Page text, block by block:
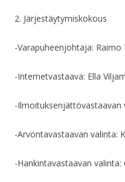
2. Järjestäytymiskokous
-Varapuheenjohtaja: Raimo
-Internetvastaava: Ella
-Ilmoituksenjättövastaavan
-Arvontavastaavan valinta:
-Hankintavastaavan valinta: